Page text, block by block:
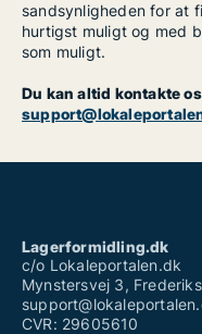
sandsynligheden for at
hurtigst muligt og med
som muligt.
Du kan altid kontakte
Lagerformidling.dk
c/o Lokaleportalen.dk
Mynstersvej 3,
CVR: 29605610